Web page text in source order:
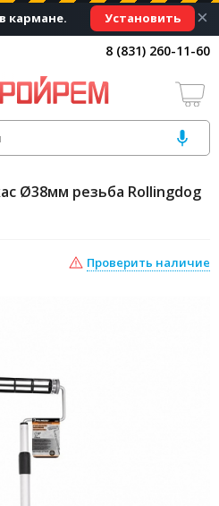
кармане. Установить ×
8 (831) 260-11-60
Ø38мм резьба Rollingdog
Проверить наличие